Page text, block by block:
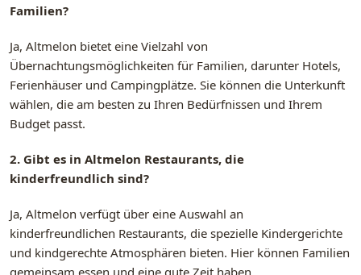
Familien?
Ja, Altmelon bietet eine Vielzahl von
Übernachtungsmöglichkeiten für Familien, darunter Hotels,
Ferienhäuser und Campingplätze. Sie können die Unterkunft
wählen, die am besten zu Ihren Bedürfnissen und Ihrem
Budget passt.
2. Gibt es in Altmelon Restaurants, die
kinderfreundlich sind?
Ja, Altmelon verfügt über eine Auswahl an
kinderfreundlichen Restaurants, die spezielle Kindergerichte
und kindgerechte Atmosphären bieten. Hier können Familien
gemeinsam essen und eine gute Zeit haben.